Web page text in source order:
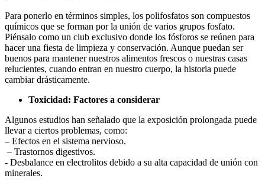
Para ponerlo en términos simples, ⁤los polifosfatos son compuestos
químicos que se forman por ‌la unión‍ de varios grupos ⁢fosfato.
Piénsalo⁤ como un ​club exclusivo donde los⁢ fósforos se⁤ reúnen para‌
hacer una fiesta de limpieza y conservación. Aunque puedan ser
buenos para mantener ⁢nuestros alimentos frescos ⁢o nuestras​ casas
relucientes, cuando entran en nuestro cuerpo, la historia puede
cambiar drásticamente.
Toxicidad: Factores a⁤ considerar
Algunos estudios han señalado ‌que ⁢la exposición prolongada puede
llevar⁤ a ciertos problemas, como:
– Efectos en‍ el sistema nervioso.
‍ – Trastornos‍ digestivos.
-‍ Desbalance en⁢ electrolitos ‌debido​ a ⁢su alta capacidad de unión con
‍minerales.